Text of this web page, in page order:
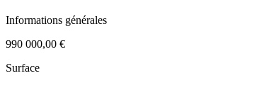
Informations générales
990 000,00 €
Surface